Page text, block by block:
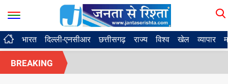
भारत दिल्ली-एनसीआर छत्तीसगढ़ राज्य विश्व खेल व्यापार
BREAKING